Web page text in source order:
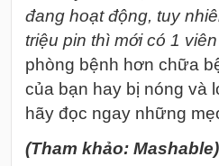
đang hoạt động, tuy
triệu pin thì mới có 1
phòng bệnh hơn chữa
của bạn hay bị nóng và
hãy đọc ngay những
(Tham khảo: Mashable)